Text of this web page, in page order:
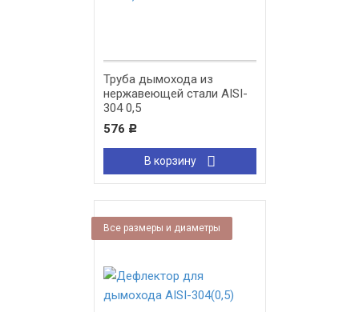
Труба дымохода из
нержавеющей стали AISI-
304 0,5
576 Р
В корзину
Все размеры и диаметры